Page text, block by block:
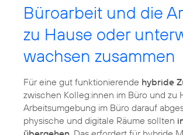
Büroarbeit und die
zu Hause oder
wachsen zusammen
Für eine gut funktionierende hybride
zwischen Kolleg:innen im Büro und zu
Arbeitsumgebung im Büro darauf
physische und digitale Räume sollten